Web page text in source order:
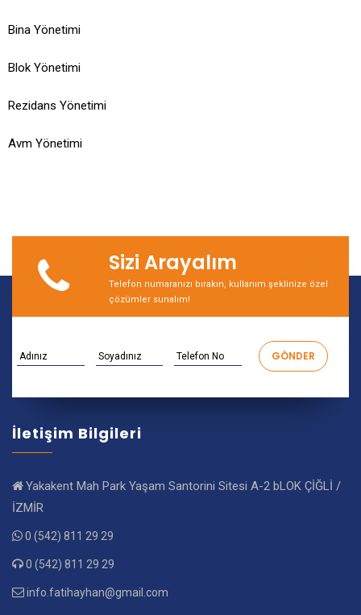
Bina Yönetimi
Blok Yönetimi
Rezidans Yönetimi
Avm Yönetimi
Sizi Arayalım
Telefon numaranızı bırakın, kullanım şeklinize özel
çözümler sunalım!
İletişim Bilgileri
Yakakent Mah Park Yaşam Santorini Sitesi A-2 bLOK ÇİĞLİ /
İZMİR
0 (542) 811 29 29
0 (542) 811 29 29
info.fatihayhan@gmail.com